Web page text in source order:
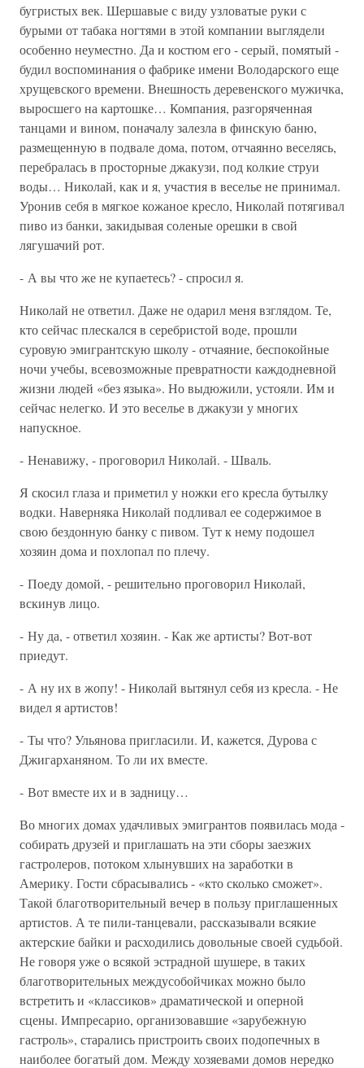
бугристых век. Шершавые с виду узловатые руки с
бурыми от табака ногтями в этой компании выглядели
особенно неуместно. Да и костюм его - серый, помятый -
будил воспоминания о фабрике имени Володарского еще
хрущевского времени. Внешность деревенского мужичка,
выросшего на картошке… Компания, разгоряченная
танцами и вином, поначалу залезла в финскую баню,
размещенную в подвале дома, потом, отчаянно веселясь,
перебралась в просторные джакузи, под колкие струи
воды… Николай, как и я, участия в веселье не принимал.
Уронив себя в мягкое кожаное кресло, Николай потягивал
пиво из банки, закидывая соленые орешки в свой
лягушачий рот.
- А вы что же не купаетесь? - спросил я.
Николай не ответил. Даже не одарил меня взглядом. Те,
кто сейчас плескался в серебристой воде, прошли
суровую эмигрантскую школу - отчаяние, беспокойные
ночи учебы, всевозможные превратности каждодневной
жизни людей «без языка». Но выдюжили, устояли. Им и
сейчас нелегко. И это веселье в джакузи у многих
напускное.
- Ненавижу, - проговорил Николай. - Шваль.
Я скосил глаза и приметил у ножки его кресла бутылку
водки. Наверняка Николай подливал ее содержимое в
свою бездонную банку с пивом. Тут к нему подошел
хозяин дома и похлопал по плечу.
- Поеду домой, - решительно проговорил Николай,
вскинув лицо.
- Ну да, - ответил хозяин. - Как же артисты? Вот-вот
приедут.
- А ну их в жопу! - Николай вытянул себя из кресла. - Не
видел я артистов!
- Ты что? Ульянова пригласили. И, кажется, Дурова с
Джигарханяном. То ли их вместе.
- Вот вместе их и в задницу…
Во многих домах удачливых эмигрантов появилась мода -
собирать друзей и приглашать на эти сборы заезжих
гастролеров, потоком хлынувших на заработки в
Америку. Гости сбрасывались - «кто сколько сможет».
Такой благотворительный вечер в пользу приглашенных
артистов. А те пили-танцевали, рассказывали всякие
актерские байки и расходились довольные своей судьбой.
Не говоря уже о всякой эстрадной шушере, в таких
благотворительных междусобойчиках можно было
встретить и «классиков» драматической и оперной
сцены. Импресарио, организовавшие «зарубежную
гастроль», старались пристроить своих подопечных в
наиболее богатый дом. Между хозяевами домов нередко